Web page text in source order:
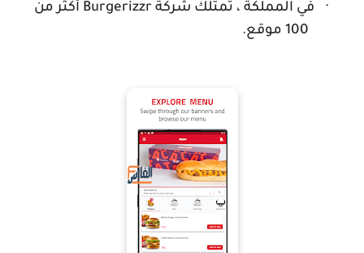
· في المملكة ، تمتلك شركة Burgerizzr أكثر من
100 موقع.